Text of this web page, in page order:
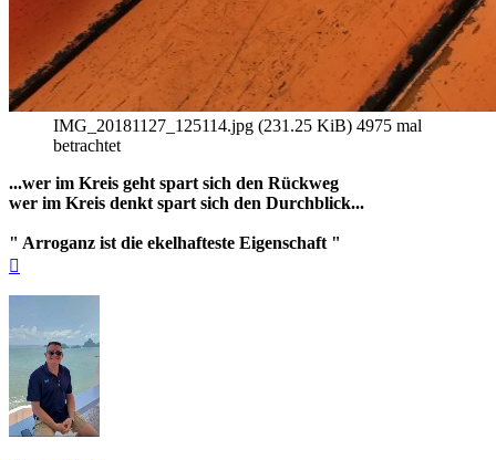
IMG_20181127_125114.jpg (231.25 KiB) 4975 mal
betrachtet
...wer im Kreis geht spart sich den Rückweg
wer im Kreis denkt spart sich den Durchblick...
" Arroganz ist die ekelhafteste Eigenschaft "